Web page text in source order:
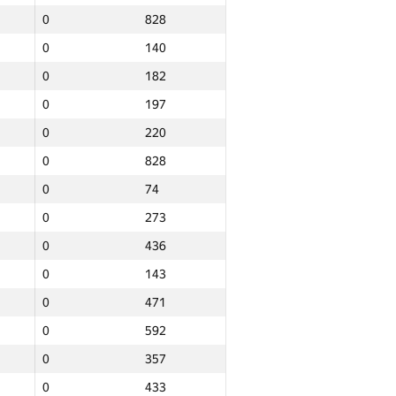
0
828
0
140
0
182
0
197
0
220
0
828
0
74
0
273
0
436
0
143
0
471
0
592
0
357
0
433
Total
NGP30 Sum Min place